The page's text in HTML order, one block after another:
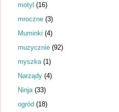
motyl (16)
mroczne (3)
Muminki (4)
muzycznie (92)
myszka (1)
Narządy (4)
Ninja (33)
ogród (18)